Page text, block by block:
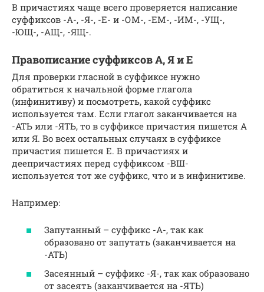
В причастиях чаще всего проверяется написание
суффиксов -А-, -Я-, -Е- и -ОМ-, -ЕМ-, -ИМ-, -УЩ-,
-ЮЩ-, -АЩ-, -ЯЩ-.
Правописание суффиксов А, Я и Е
Для проверки гласной в суффиксе нужно
обратиться к начальной форме глагола
(инфинитиву) и посмотреть, какой суффикс
используется там. Если глагол заканчивается на
-АТЬ или -ЯТЬ, то в суффиксе причастия пишется А
или Я. Во всех остальных случаях в суффиксе
причастия пишется Е. В причастиях и
деепричастиях перед суффиксом -ВШ-
используется тот же суффикс, что и в инфинитиве.
Например:
Запутанный – суффикс -А-, так как
образовано от запутать (заканчивается на
-АТЬ)
Засеянный – суффикс -Я-, так как образовано
от засеять (заканчивается на -ЯТЬ)